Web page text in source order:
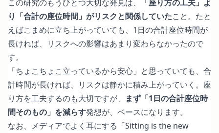
この研究のもうひとつ大切な発見は、
「座り方の工夫」よ
り「合計の座位時間」がリスクと関係していたこと。たと
えばこまめに立ち上がっていても、1日の合計座位時間が
長ければ、リスクへの影響はあまり変わらなかったので
す。
「ちょこちょこ立っているから安心」と思っていても、合
計時間が長ければ、リスクは静かに積み上がっていく。座
り方を工夫するのも大切ですが、
まず「1日の合計座位時
間そのもの」を減らす発想が、ベースになります。
なお、メディアでよく耳にする「Sitting is the new